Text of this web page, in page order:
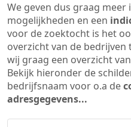
We geven dus graag
mogelijkheden en een
voor de zoektocht is het
overzicht van de
wij graag een overzicht
Bekijk hieronder de
bedrijfsnaam voor o.a de
adresgegevens...